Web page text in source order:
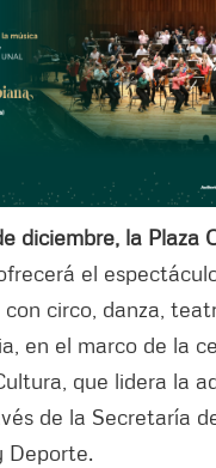
diciembre, la Plaza
el
con circo, danza,
en el marco de la
que lidera la
de la Secretaría
Deporte.